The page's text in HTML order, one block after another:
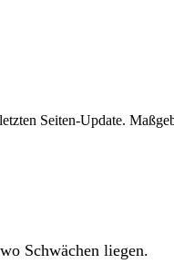
Seiten-Update.
Schwächen liegen.